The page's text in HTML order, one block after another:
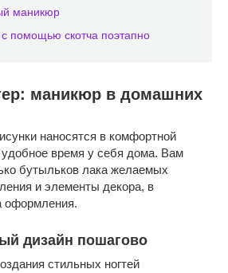
маникюр
помощью скотча поэтапно
маникюр в домашних
наносятся в комфортной
время у себя дома. Вам
бутыльков лака желаемых
и элементы декора, в
оформления.
дизайн пошагово
стильных ногтей